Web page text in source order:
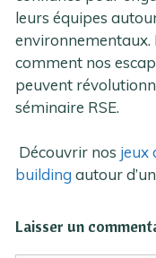
leurs équipes
environnementaux.
comment nos
peuvent
séminaire RSE.
Découvrir nos jeux
building autour
Laisser un